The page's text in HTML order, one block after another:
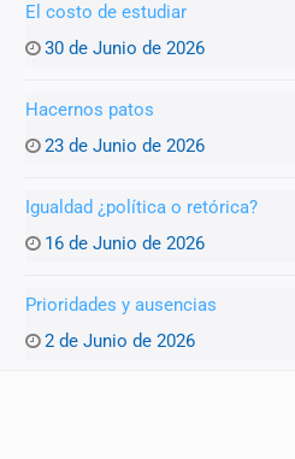
El costo de estudiar
30 de Junio de 2026
Hacernos patos
23 de Junio de 2026
Igualdad ¿política o retórica?
16 de Junio de 2026
Prioridades y ausencias
2 de Junio de 2026